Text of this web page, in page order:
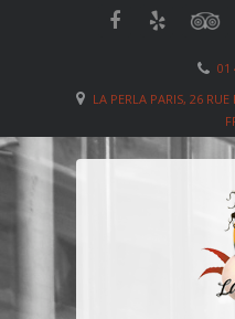
01
LA PERLA PARIS, 26